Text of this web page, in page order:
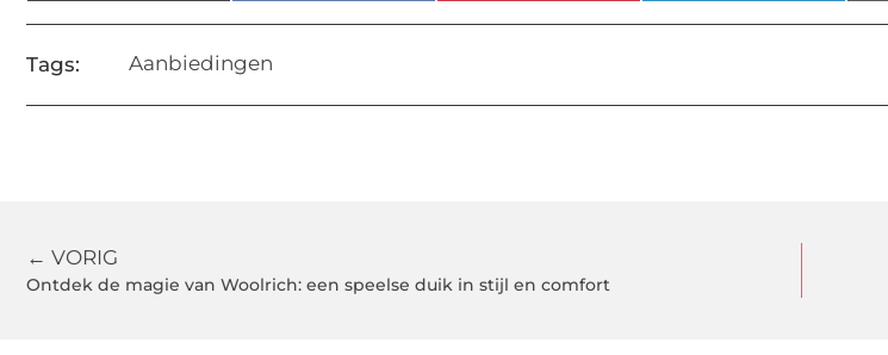
Tags: Aanbiedingen
← VORIG
Ontdek de magie van Woolrich: een speelse duik in stijl en comfort